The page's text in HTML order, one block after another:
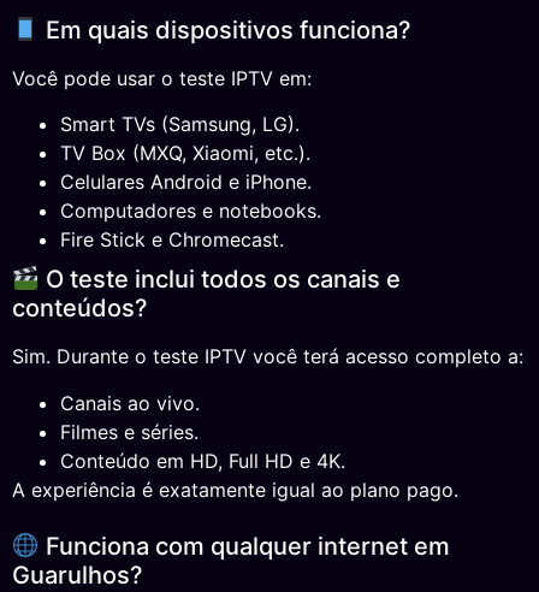
Em quais dispositivos funciona?
Você pode usar o teste IPTV em:
Smart TVs (Samsung, LG).
TV Box (MXQ, Xiaomi, etc.).
Celulares Android e iPhone.
Computadores e notebooks.
Fire Stick e Chromecast.
O teste inclui todos os canais e
conteúdos?
Sim. Durante o teste IPTV você terá acesso completo a:
Canais ao vivo.
Filmes e séries.
Conteúdo em HD, Full HD e 4K.
A experiência é exatamente igual ao plano pago.
Funciona com qualquer internet em
Guarulhos?